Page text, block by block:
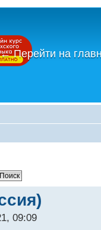
←Перейти на
09:09